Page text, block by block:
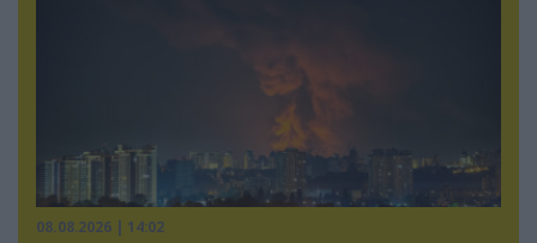
08.08.2026 | 14:02